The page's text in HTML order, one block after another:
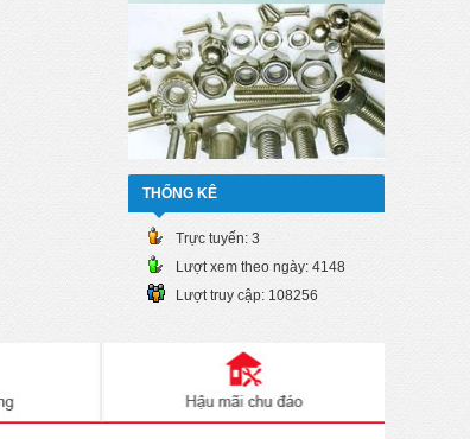
THỐNG KÊ
Trực tuyến: 3
Lượt xem theo ngày: 4148
Lượt truy cập: 108256